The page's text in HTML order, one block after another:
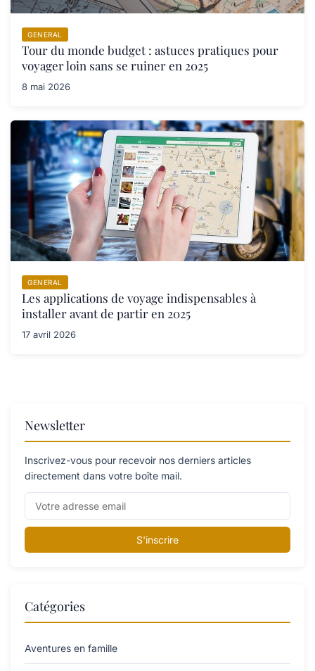
GENERAL
Tour du monde budget : astuces pratiques pour
voyager loin sans se ruiner en 2025
8 mai 2026
GENERAL
Les applications de voyage indispensables à
installer avant de partir en 2025
17 avril 2026
Newsletter
Inscrivez-vous pour recevoir nos derniers articles
directement dans votre boîte mail.
S'inscrire
Catégories
Aventures en famille